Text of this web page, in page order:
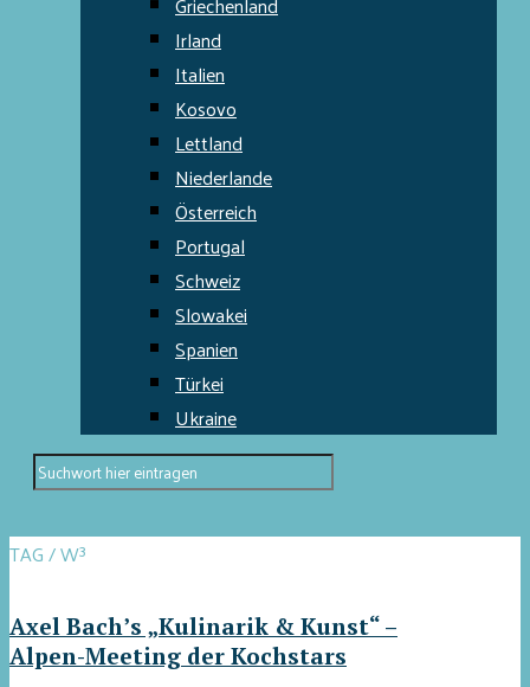
Irland
Italien
Kosovo
Lettland
Niederlande
Österreich
Portugal
Schweiz
Slowakei
Spanien
Türkei
Ukraine
TAG / W³
Axel Bach’s „Kulinarik & Kunst“ –
Alpen-Meeting der Kochstars